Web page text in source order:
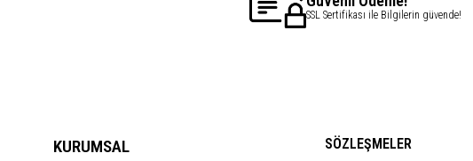
SSL Sertifikası ile Bilgilerin güvende!
KURUMSAL SÖZLEŞMELER